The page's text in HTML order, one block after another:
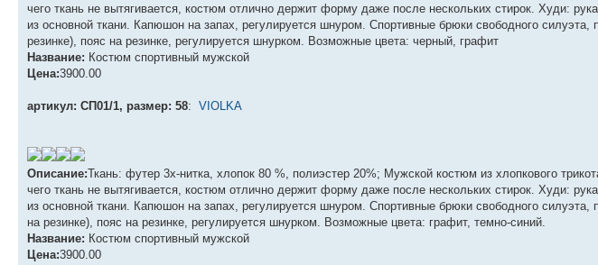
чего ткань не вытягивается, костюм отлично держит форму даже после нескольких стирок. Худи:
из основной ткани. Капюшон на запах, регулируется шнуром. Спортивные брюки свободного
резинке), пояс на резинке, регулируется шнурком. Возможные цвета: черный, графит
Название: Костюм спортивный мужской
Цена:3900.00
артикул: СП01/1, размер: 58: VIOLKA
Описание:Ткань: футер 3х-нитка, хлопок 80 %, полиэстер 20%; Мужской костюм из хлопкового
чего ткань не вытягивается, костюм отлично держит форму даже после нескольких стирок. Худи:
из основной ткани. Капюшон на запах, регулируется шнуром. Спортивные брюки свободного
на резинке), пояс на резинке, регулируется шнурком. Возможные цвета: графит, темно-синий.
Название: Костюм спортивный мужской
Цена:3900.00